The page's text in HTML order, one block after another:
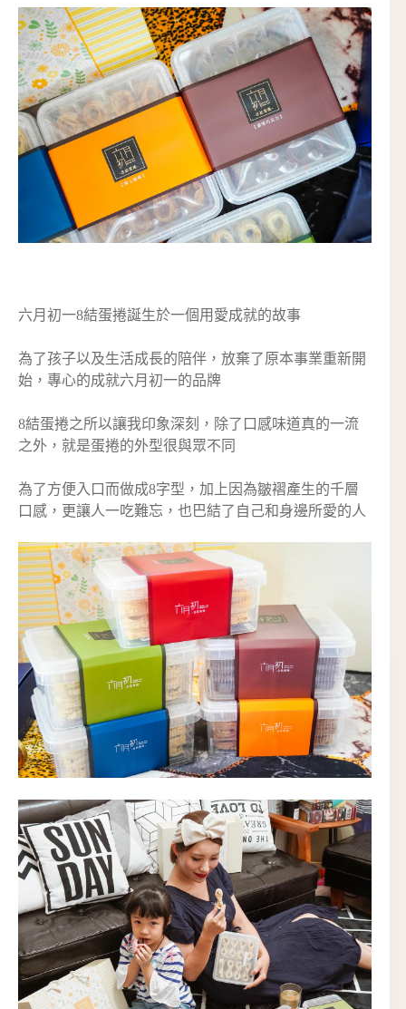
六月初一8結蛋捲誕生於一個用愛成就的故事
為了孩子以及生活成長的陪伴，放棄了原本事業重新開
始，專心的成就六月初一的品牌
8結蛋捲之所以讓我印象深刻，除了口感味道真的一流
之外，就是蛋捲的外型很與眾不同
為了方便入口而做成8字型，加上因為皺褶產生的千層
口感，更讓人一吃難忘，也巴結了自己和身邊所愛的人